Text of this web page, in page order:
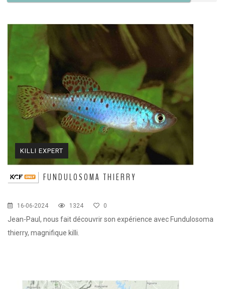
KILLI EXPERT
FUNDULOSOMA THIERRY
16-06-2024 1324 0
Jean-Paul, nous fait découvrir son expérience avec Fundulosoma
thierry, magnifique killi.